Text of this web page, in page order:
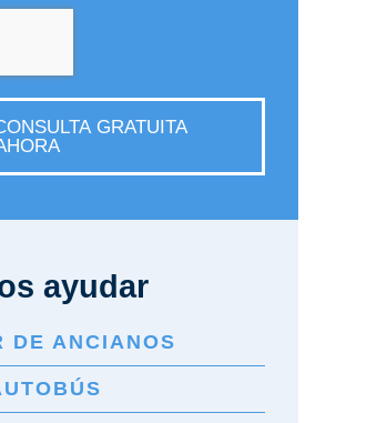
GRATUITA
ayudar
DE ANCIANOS